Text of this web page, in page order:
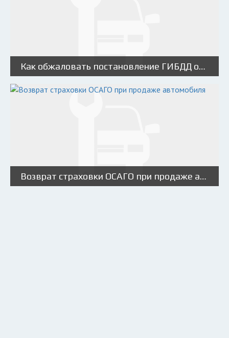
Как обжаловать постановление ГИБДД об административном правонарушении?
Возврат страховки ОСАГО при продаже автомобиля